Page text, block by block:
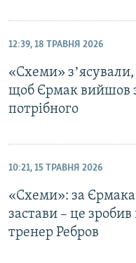
12:39, 18 ТРАВНЯ 2026
«Схеми»
щоб Єрмак вийшов
потрібного
10:21, 15 ТРАВНЯ 2026
«Схеми»: за
застави – це зробив
тренер Ребров